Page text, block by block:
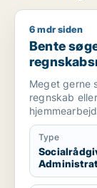
Bente søger
6 mdr siden
Bente
Meget gerne
regnskab
Sekretær for
Type